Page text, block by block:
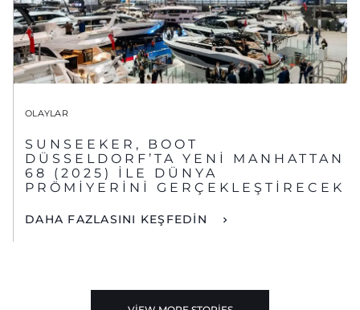
OLAYLAR
SUNSEEKER, BOOT
DÜSSELDORF’TA YENİ MANHATTAN
68 (2025) İLE DÜNYA
PRÖMİYERİNİ GERÇEKLEŞTİRECEK
DAHA FAZLASINI KEŞFEDİN